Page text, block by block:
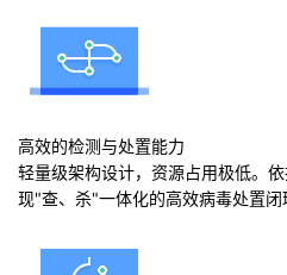
高效的检测与处置能力
轻量级架构设计，资源占用极低。
现"查、杀"一体化的高效病毒处置闭